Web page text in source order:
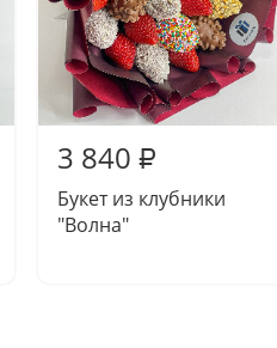
3 840 ₽
Букет из клубники
"Волна"